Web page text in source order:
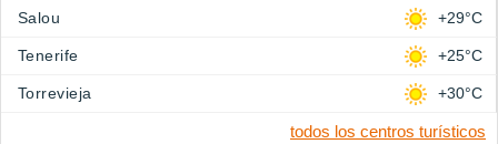
Salou +29°C
Tenerife +25°C
Torrevieja +30°C
todos los centros turísticos